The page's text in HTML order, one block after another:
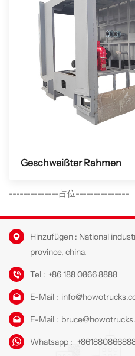
Geschweißter Rahmen
--------------占位---------------
Hinzufügen : National
province, china.
Tel : +86 188 0866 8888
E-Mail :
E-Mail :
Whatsapp :